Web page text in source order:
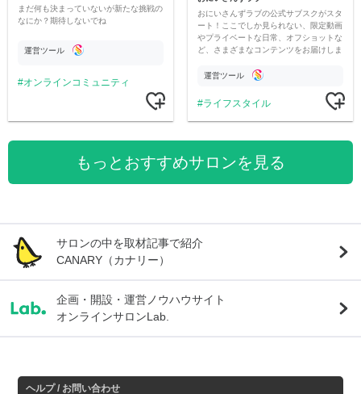
まだ何も決まっていないが新たな挑戦の
なにか？期待しないでね
運営ツール
オンラインコミュニティ
おにいさんずラブの公式サブスクがスタ
ート！ここでしか見られない、限定動画
やプライベートな日常、オフショットな
ど、さまざまなコンテンツをお届けしま
運営ツール
ライフスタイル
もっとおすすめサロンを見る
サロンの中を取材記事で紹介
CANARY（カナリー）
企画・開設・運営ノウハウサイト
オンラインサロンLab.
ヘルプ / お問い合わせ